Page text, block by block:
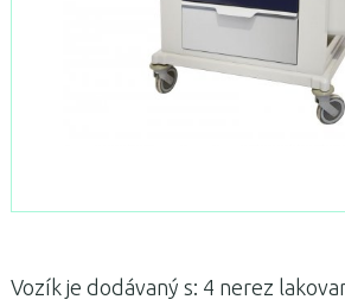
Vozík je dodávaný s: 4 nerez